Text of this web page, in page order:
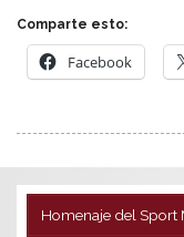
Comparte esto:
Facebook
Homenaje del Sport